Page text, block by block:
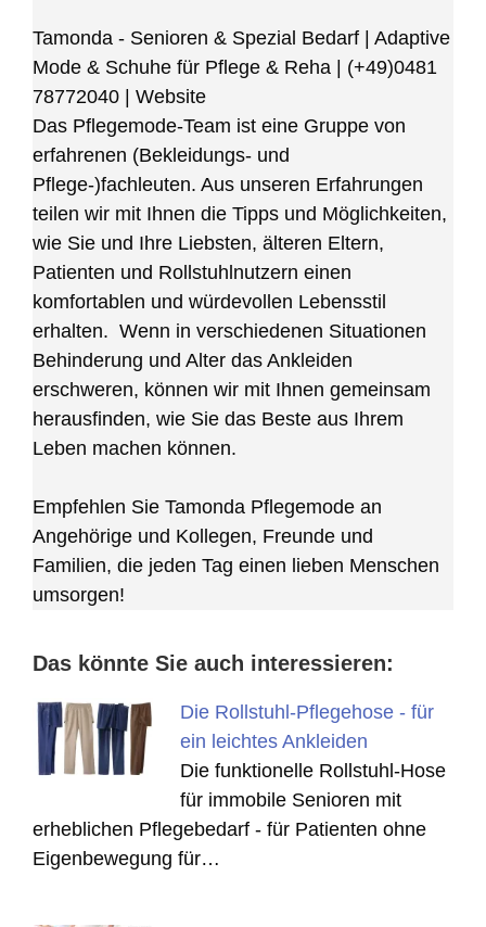
Tamonda - Senioren & Spezial Bedarf | Adaptive
Mode & Schuhe für Pflege & Reha
(+49)0481
78772040
Website
Das Pflegemode-Team ist eine Gruppe von
erfahrenen (Bekleidungs- und
Pflege-)fachleuten. Aus unseren Erfahrungen
teilen wir mit Ihnen die Tipps und Möglichkeiten,
wie Sie und Ihre Liebsten, älteren Eltern,
Patienten und Rollstuhlnutzern einen
komfortablen und würdevollen Lebensstil
erhalten. Wenn in verschiedenen Situationen
Behinderung und Alter das Ankleiden
erschweren, können wir mit Ihnen gemeinsam
herausfinden, wie Sie das Beste aus Ihrem
Leben machen können.
Empfehlen Sie Tamonda Pflegemode an
Angehörige und Kollegen, Freunde und
Familien, die jeden Tag einen lieben Menschen
umsorgen!
Das könnte Sie auch interessieren:
Die Rollstuhl-Pflegehose - für
ein leichtes Ankleiden
Die funktionelle Rollstuhl-Hose
für immobile Senioren mit
erheblichen Pflegebedarf - für Patienten ohne
Eigenbewegung für…